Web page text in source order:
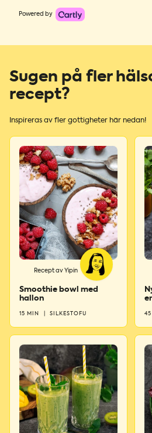
Powered by
Sugen på fler
recept?
Inspireras av fler gottigheter här nedan!
Recept av Yipin
Smoothie bowl med
hallon
15 MIN SILKESTOFU